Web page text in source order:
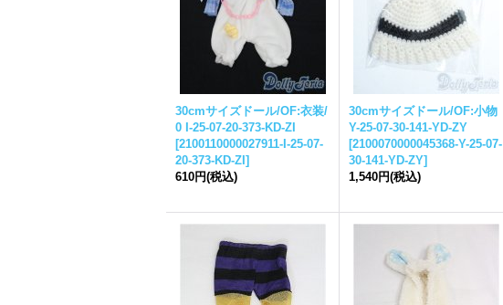
30cmサイズドール/OF:衣装/
0 I-25-07-20-373-KD-ZI
[2100110000027911-I-25-07-
20-373-KD-ZI ]
610円(税込)
30cmサイズドール/OF:小物
Y-25-07-30-141-YD-ZY
[2100070000045368-Y-25-07-
30-141-YD-ZY]
1,540円(税込)